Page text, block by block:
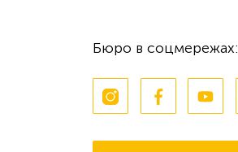
Бюро в соцмережах: